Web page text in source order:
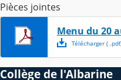
Pièces jointes
Menu du 20
Télécharger( .pdf,
Collège de l'Albarine